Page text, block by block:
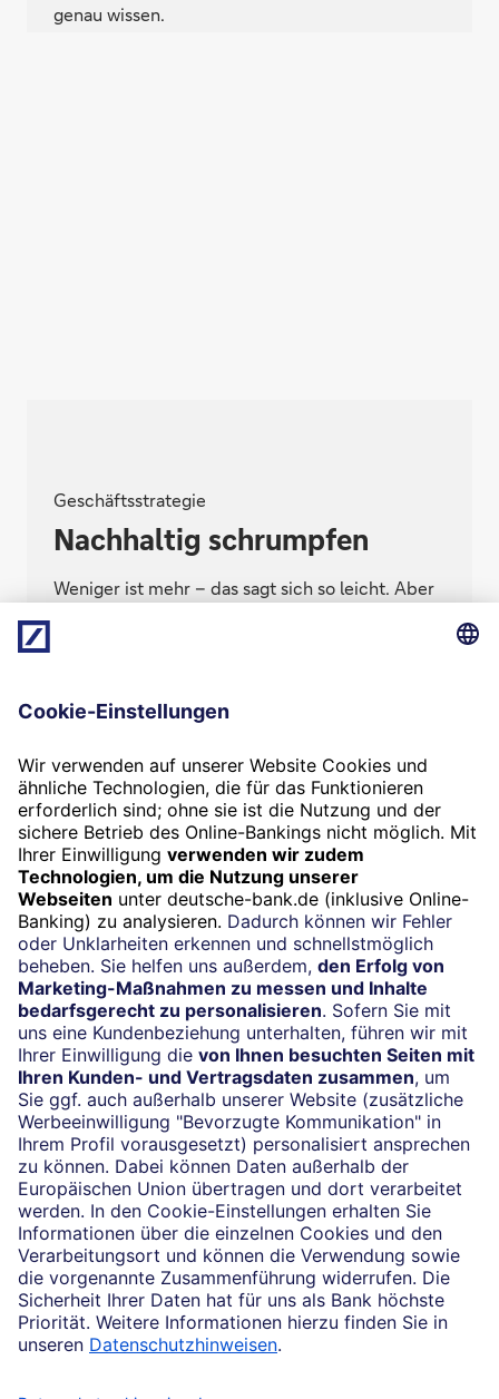
genau wissen.
Geschäftsstrategie
Nachhaltig schrumpfen
Weniger ist mehr – das sagt sich so leicht. Aber
Termin
Beratung vereinbaren
24/7-Kundenservice
(069) 910-100 61
Impressum
Konditionen und Preise
Rechtliche Hinweise
Datenschutz